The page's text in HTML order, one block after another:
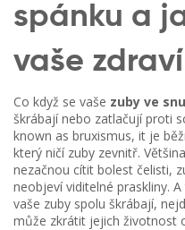
spánku a
vaše zdraví
Co když se vaše zuby ve snu
škrábají nebo zatlačují proti
known as bruxismus, it je
který ničí zuby zevnitř.
nezačnou cítit bolest čelisti,
neobjeví viditelné praskliny.
vaše zuby spolu škrábají,
může zkrátit jejich životnost